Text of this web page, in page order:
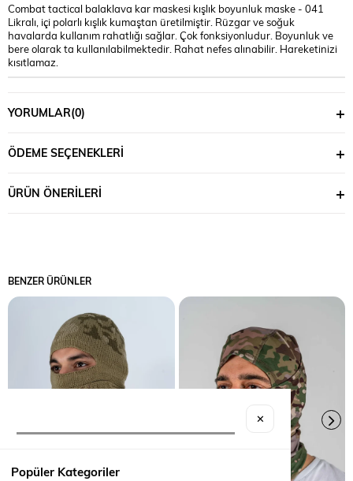
Combat tactical balaklava kar maskesi kışlık boyunluk maske - 041
Likralı, içi polarlı kışlık kumaştan üretilmiştir. Rüzgar ve soğuk
havalarda kullanım rahatlığı sağlar. Çok fonksiyonludur. Boyunluk ve
bere olarak ta kullanılabilmektedir. Rahat nefes alınabilir. Hareketinizi
kısıtlamaz.
YORUMLAR(0)
ÖDEME SEÇENEKLERI
ÜRÜN ÖNERILERI
BENZER ÜRÜNLER
✕
Popüler Kategoriler